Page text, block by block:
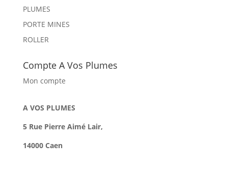
PLUMES
PORTE MINES
ROLLER
Compte A Vos Plumes
Mon compte
A VOS PLUMES
5 Rue Pierre Aimé Lair,
14000 Caen